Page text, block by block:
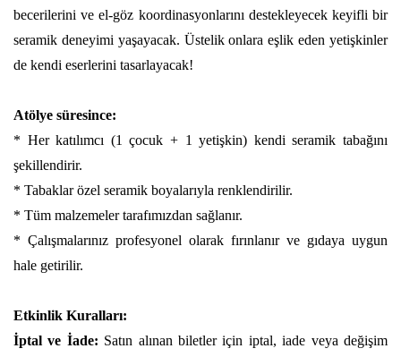
becerilerini ve el-göz koordinasyonlarını destekleyecek keyifli bir
seramik deneyimi yaşayacak. Üstelik onlara eşlik eden yetişkinler
de kendi eserlerini tasarlayacak!
Atölye süresince:
* Her katılımcı (1 çocuk + 1 yetişkin) kendi seramik tabağını
şekillendirir.
* Tabaklar özel seramik boyalarıyla renklendirilir.
* Tüm malzemeler tarafımızdan sağlanır.
* Çalışmalarınız profesyonel olarak fırınlanır ve gıdaya uygun
hale getirilir.
Etkinlik Kuralları:
İptal ve İade: Satın alınan biletler için iptal, iade veya değişim